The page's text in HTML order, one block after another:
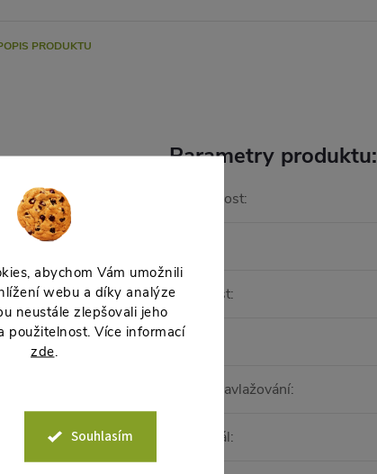
abychom Vám umožnili
webu a díky analýze
neustále zlepšovali jeho
použitelnost. Více informací
zde.
Souhlasím
PRODUKTU
Parametry produktu:
Hmotnost:
Velikost:
Barva
Samozavlažování:
Materiál: